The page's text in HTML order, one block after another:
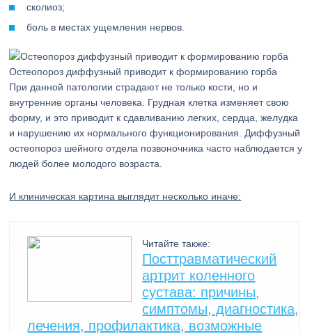
сколиоз;
боль в местах ущемления нервов.
Остеопороз диффузный приводит к формированию горба
При данной патологии страдают не только кости, но и
внутренние органы человека. Грудная клетка изменяет свою
форму, и это приводит к сдавливанию легких, сердца, желудка
и нарушению их нормального функционирования. Диффузный
остеопороз шейного отдела позвоночника часто наблюдается у
людей более молодого возраста.
И клиническая картина выглядит несколько иначе:
Читайте также:
Посттравматический
артрит коленного
сустава: причины,
симптомы, диагностика,
лечения, профилактика, возможные